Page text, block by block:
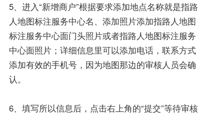
5、进入“新增商户”根据要求添加地点名称就是指路
人地图标注服务中心名、添加照片添加指路人地图
标注服务中心面门头照片或者指路人地图标注服务
中心面照片；详细信息里可以添加电话，联系方式
添加有效的手机号，因为地图那边的审核人员会确
认。
6、填写所以信息后，点击右上角的“提交”等待审核